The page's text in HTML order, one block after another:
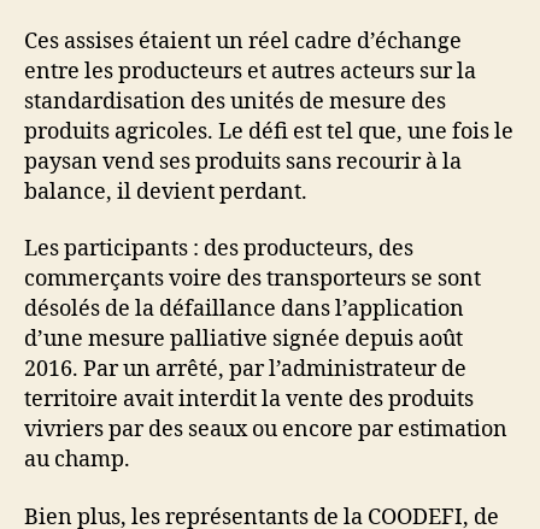
Ces assises étaient un réel cadre d’échange
entre les producteurs et autres acteurs sur la
standardisation des unités de mesure des
produits agricoles. Le défi est tel que, une fois le
paysan vend ses produits sans recourir à la
balance, il devient perdant.
Les participants : des producteurs, des
commerçants voire des transporteurs se sont
désolés de la défaillance dans l’application
d’une mesure palliative signée depuis août
2016. Par un arrêté, par l’administrateur de
territoire avait interdit la vente des produits
vivriers par des seaux ou encore par estimation
au champ.
Bien plus, les représentants de la COODEFI, de